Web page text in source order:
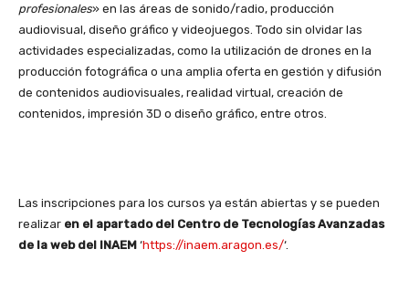
profesionales» en las áreas de sonido/radio, producción
audiovisual, diseño gráfico y videojuegos. Todo sin olvidar las
actividades especializadas, como la utilización de drones en la
producción fotográfica o una amplia oferta en gestión y difusión
de contenidos audiovisuales, realidad virtual, creación de
contenidos, impresión 3D o diseño gráfico, entre otros.
Las inscripciones para los cursos ya están abiertas y se pueden
realizar en el apartado del Centro de Tecnologías Avanzadas
de la web del INAEM ‘https://inaem.aragon.es/‘.